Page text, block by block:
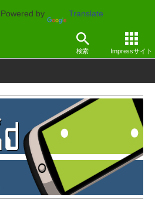
Powered by Translate
検索 Impressサイト